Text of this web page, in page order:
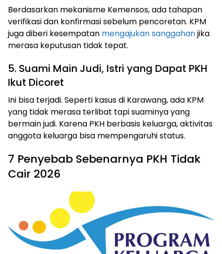
Berdasarkan mekanisme Kemensos, ada tahapan
verifikasi dan konfirmasi sebelum pencoretan. KPM
juga diberi kesempatan mengajukan sanggahanjika
merasa keputusan tidak tepat.
5. Suami Main Judi, Istri yang Dapat PKH
Ikut Dicoret
Ini bisa terjadi. Seperti kasus di Karawang, ada KPM
yang tidak merasa terlibat tapi suaminya yang
bermain judi. Karena PKH berbasis keluarga, aktivitas
anggota keluarga bisa mempengaruhi status.
7 Penyebab Sebenarnya PKH Tidak
Cair 2026